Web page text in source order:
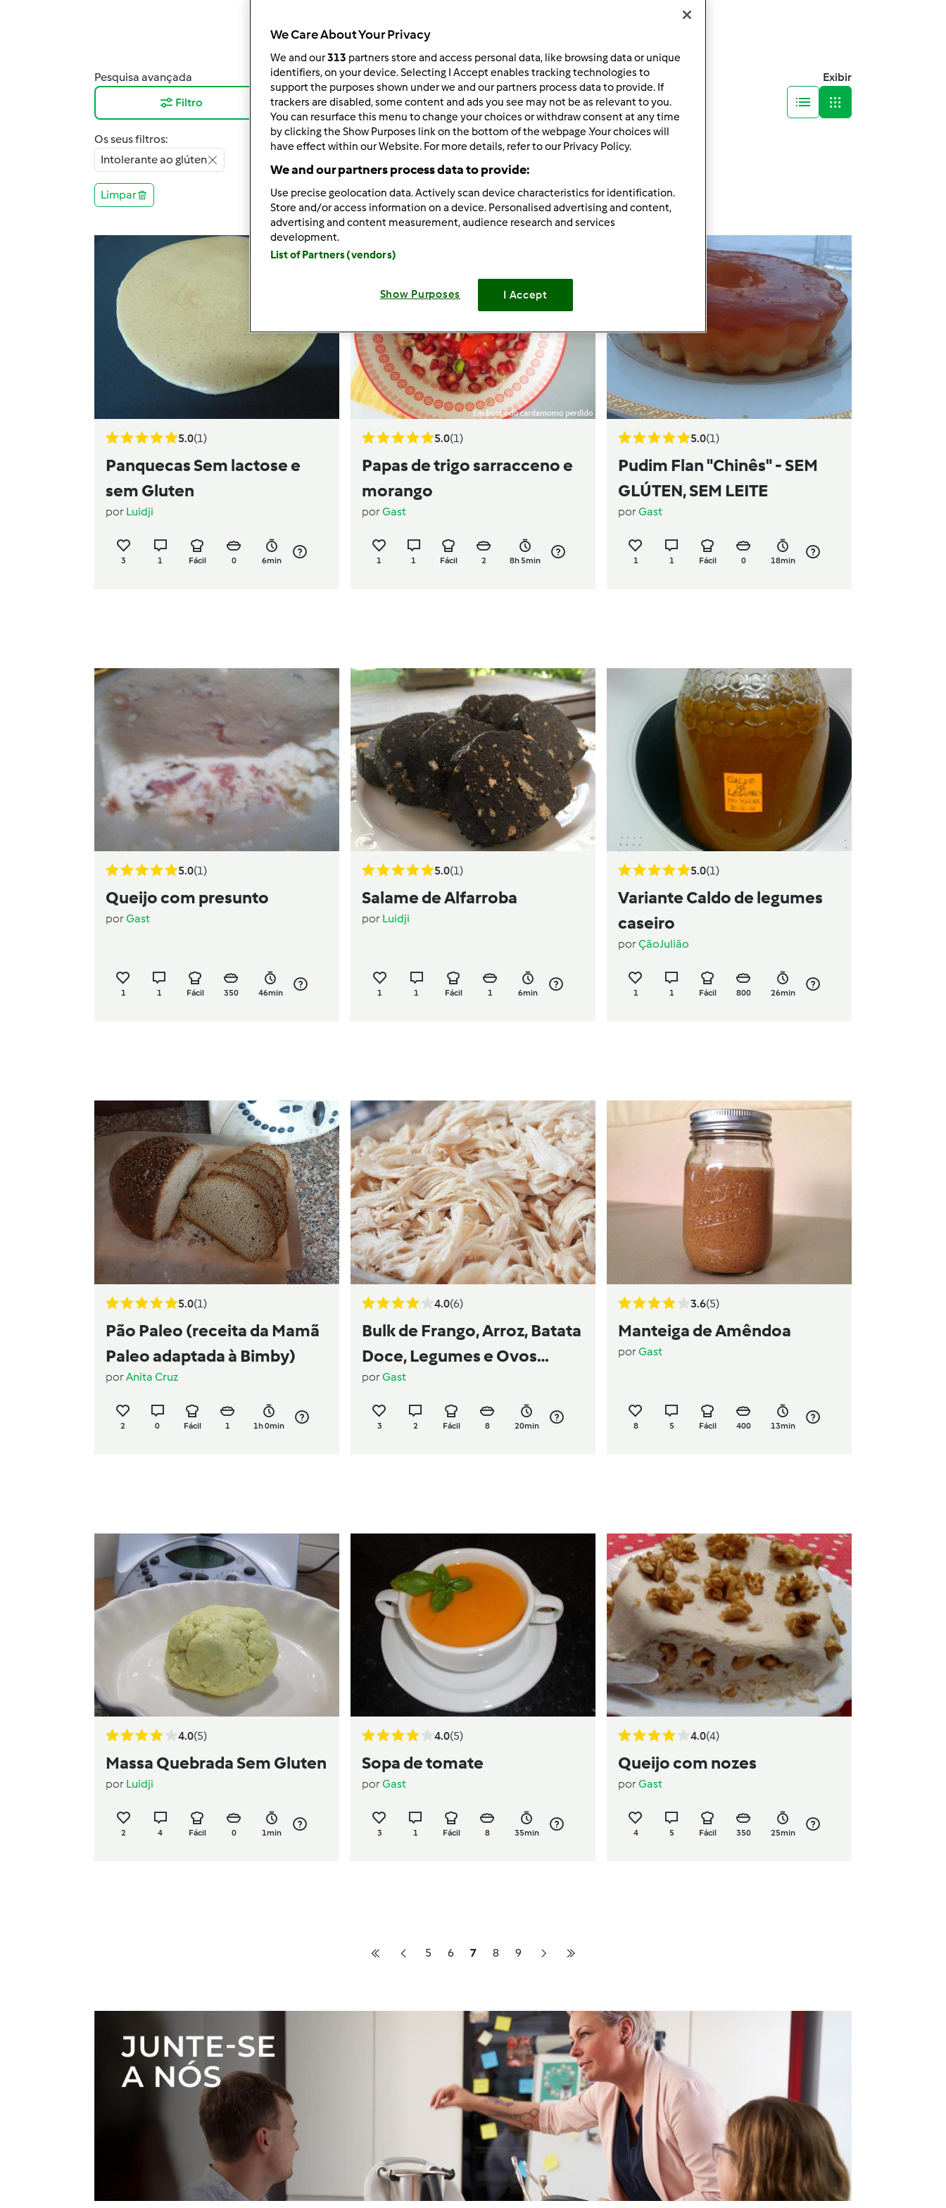
246
Pesquisa avançada
Filtro
Resultados por página:
12
Ordenar por:
Predefinido
Exibir
Os seus filtros:
Intolerante ao glúten
Limpar
5.0(1)
Panquecas Sem lactose e
sem Gluten
por Luidji
3 1 Fácil 0 6min
5.0(1)
Papas de trigo sarracceno e
morango
porGast
1 1 Fácil 2 8h 5min
5.0(1)
Pudim Flan "Chinês" - SEM
GLÚTEN, SEM LEITE
porGast
1 1 Fácil 0 18min
5.0(1)
Queijo com presunto
porGast
1 1 Fácil 350 46min
5.0(1)
Salame de Alfarroba
por Luidji
1 1 Fácil 1 6min
5.0(1)
Variante Caldo de legumes
caseiro
porÇãoJulião
1 1 Fácil 800 26min
5.0(1)
Pão Paleo (receita da Mamã
Paleo adaptada à Bimby)
porAnita Cruz
2 0 Fácil 1 1h 0min
4.0(6)
Bulk de Frango, Arroz, Batata
Doce, Legumes e Ovos
Cozidos
porGast
3 2 Fácil 8 20min
3.6(5)
Manteiga de Amêndoa
porGast
8 5 Fácil 400 13min
4.0(5)
Massa Quebrada Sem Gluten
por Luidji
2 4 Fácil 0 1min
4.0(5)
Sopa de tomate
porGast
3 1 Fácil 8 35min
4.0(4)
Queijo com nozes
porGast
4 5 Fácil 350 25min
5 6 7 8 9
We Care About Your Privacy
We and our313 partners store and access personal data, like browsing data or unique
identifiers, on your device. Selecting I Accept enables tracking technologies to
support the purposes shown under we and our partners process data to provide. If
trackers are disabled, some content and ads you see may not be as relevant to you.
You can resurface this menu to change your choices or withdraw consent at any time
by clicking the Show Purposes link on the bottom of the webpage .Your choices will
have effect within our Website. For more details, refer to our Privacy Policy.
We and our partners process data to provide:
Use precise geolocation data. Actively scan device characteristics for identification.
Store and/or access information on a device. Personalised advertising and content,
advertising and content measurement, audience research and services
development.
List of Partners (vendors)
Show Purposes I Accept